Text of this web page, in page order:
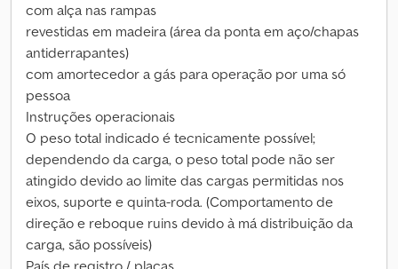
com alça nas rampas
revestidas em madeira (área da ponta em aço/chapas
antiderrapantes)
com amortecedor a gás para operação por uma só
pessoa
Instruções operacionais
O peso total indicado é tecnicamente possível;
dependendo da carga, o peso total pode não ser
atingido devido ao limite das cargas permitidas nos
eixos, suporte e quinta-roda. (Comportamento de
direção e reboque ruins devido à má distribuição da
carga, são possíveis)
País de registro / placas